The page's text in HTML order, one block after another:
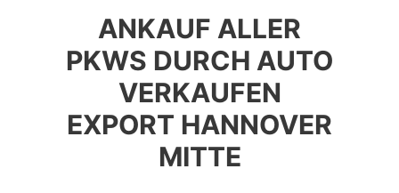
ANKAUF ALLER
PKWS DURCH AUTO
VERKAUFEN
EXPORT HANNOVER
MITTE